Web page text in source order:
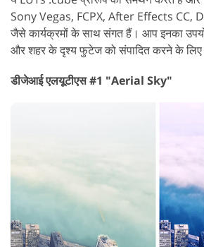
Sony Vegas, FCPX, After Effects CC,
जैसे कार्यक्रमों के साथ संगत हैं। आप इनका
और शहर के दृश्य फुटेज को संपादित करने के
डीजेआई एलयूटीएस #1 "Aerial Sky"